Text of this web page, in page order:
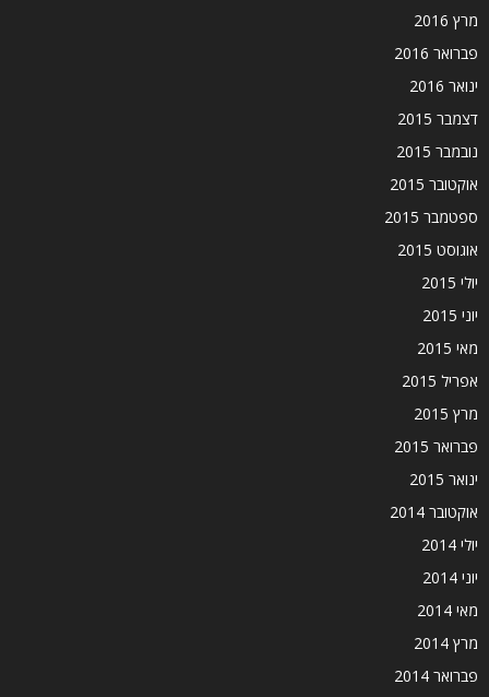
מרץ 2016
פברואר 2016
ינואר 2016
דצמבר 2015
נובמבר 2015
אוקטובר 2015
ספטמבר 2015
אוגוסט 2015
יולי 2015
יוני 2015
מאי 2015
אפריל 2015
מרץ 2015
פברואר 2015
ינואר 2015
אוקטובר 2014
יולי 2014
יוני 2014
מאי 2014
מרץ 2014
פברואר 2014